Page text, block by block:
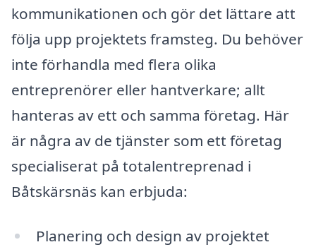
kommunikationen och gör det lättare att
följa upp projektets framsteg. Du behöver
inte förhandla med flera olika
entreprenörer eller hantverkare; allt
hanteras av ett och samma företag. Här
är några av de tjänster som ett företag
specialiserat på totalentreprenad i
Båtskärsnäs kan erbjuda:
Planering och design av projektet